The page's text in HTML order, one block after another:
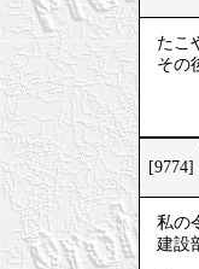
たこ
その
[9774]
私の
建設